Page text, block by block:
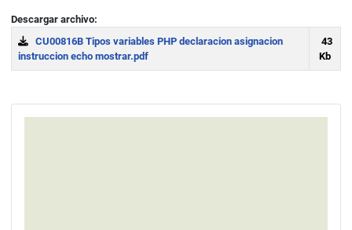
Descargar archivo:
CU00816B Tipos variables PHP declaracion asignacion
instruccion echo mostrar.pdf
43
Kb